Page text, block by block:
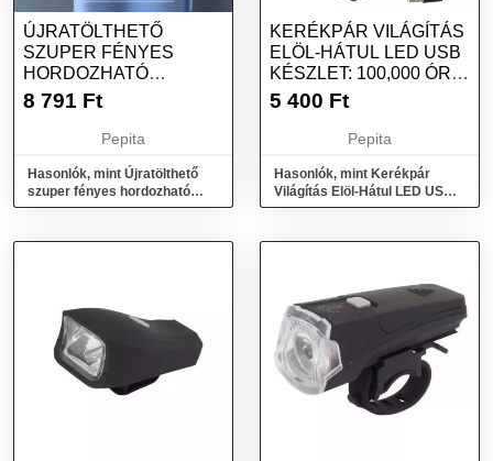
ÚJRATÖLTHETŐ
SZUPER FÉNYES
HORDOZHATÓ
KEMPINGLÁMPA,
8 791 Ft
Pepita
Hasonlók, mint Újratölthető
szuper fényes hordozható
kempinglámpa,
KERÉKPÁR VILÁGÍTÁS
ELÖL-HÁTUL LED USB
KÉSZLET: 100,000 ÓRA
LED ÉL...
5 400 Ft
Pepita
Hasonlók, mint Kerékpár
Világítás Elöl-Hátul LED USB
Készlet: 100,000 Óra LED Él...